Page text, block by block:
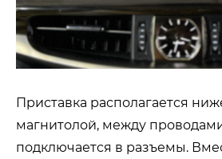
Приставка располагается
магнитолой, между
подключается в разъемы.